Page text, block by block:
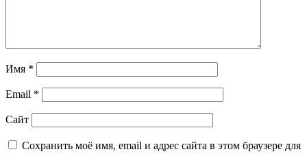
Имя *
Email *
Сайт
Сохранить моё имя, email и адрес сайта в этом браузере для